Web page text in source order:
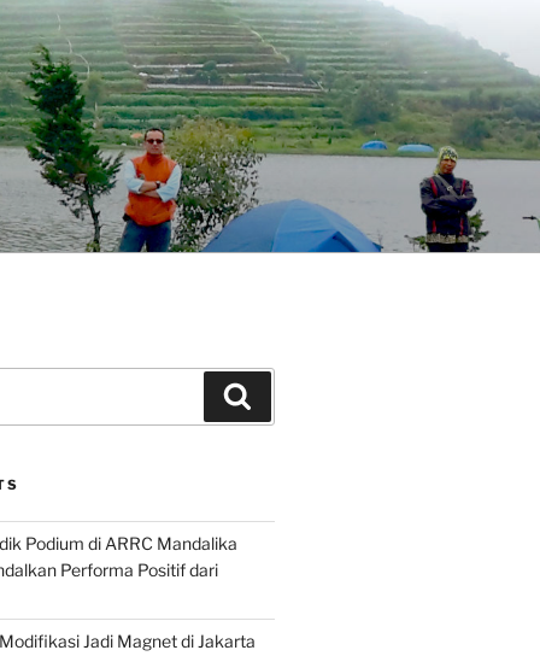
Podium di ARRC Mandalika
Performa Positif dari
Jadi Magnet di Jakarta